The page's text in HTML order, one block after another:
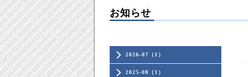
2026-07（1）
2025-08（1）
お知らせ